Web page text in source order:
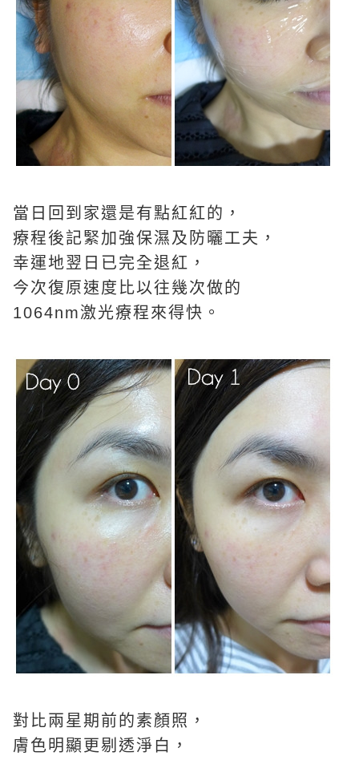
當日回到家還是有點紅紅的，
療程後記緊加強保濕及防曬工夫，
幸運地翌日已完全退紅，
今次復原速度比以往幾次做的
1064nm激光療程來得快。
對比兩星期前的素顏照，
膚色明顯更剔透淨白，